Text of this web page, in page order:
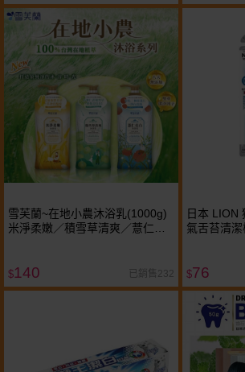
雪芙蘭~在地小農沐浴乳(1000g)
米淨柔嫩／積雪草清爽／薏仁亮
$140 已銷售232
日本 LION
氣舌苔清潔
$76